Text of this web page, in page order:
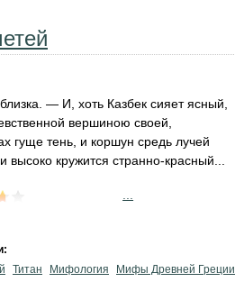
— И, хоть Казбек сияет ясный,
вершиною своей,
гуще тень, и коршун средь лучей
высоко кружится странно-красный...
Титан Мифология Мифы Древней Греции